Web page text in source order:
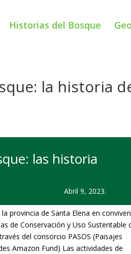
Historias del Bosque
la historia
las historia
Abril 9, 2023.
provincia de Santa Elena en
de Conservación y Uso Sustentable
del consorcio PASOS (Paisajes
Amazon Fund) Las actividades de